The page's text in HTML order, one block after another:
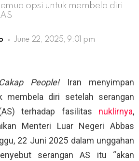
opsi untuk membela diri
June 22, 2025, 9:01 pm
Cakap People!Iran menyimpan
membela diri setelah serangan
terhadap fasilitas nuklirnya,
Menteri Luar Negeri Abbas
22 Juni 2025 dalam unggahan
serangan AS itu “akan